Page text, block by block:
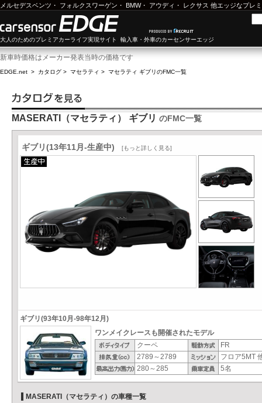
メルセデスベンツ ・ フォルクスワーゲン ・ BMW・ アウディ ・ レクサス 他エッジなプレ
大人のためのプレミアカーライフ実現サイト 輸入車・外車のカーセンサーエッジ
新車時価格はメーカー発表当時の価格です
EDGE.net > カタログ > マセラティ > マセラティ ギブリのFMC一覧
MASERATI（マセラティ） ギブリ のFMC一覧
ギブリ(13年11月-生産中) [もっと詳しく見る]
ギブリ(93年10月-98年12月)
ワンメイクレースも開催されたモデル
クーペ
FR
2789～2789
フロア5MT
280～285
5名
MASERATI（マセラティ）の車種一覧